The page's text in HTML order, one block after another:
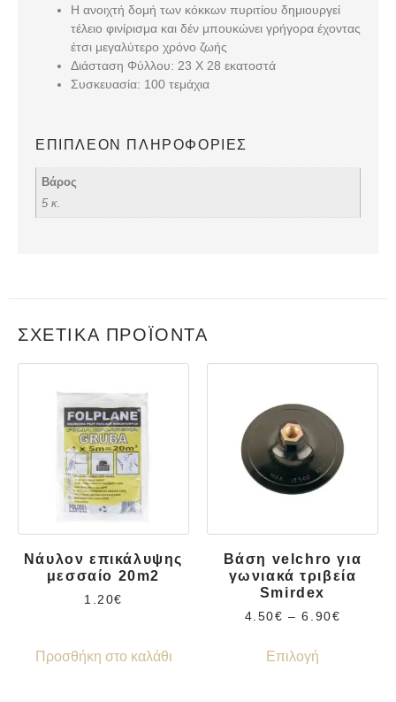
Η ανοιχτή δομή των κόκκων πυριτίου δημιουργεί
τέλειο φινίρισμα και δέν μπουκώνει γρήγορα έχοντας
έτσι μεγαλύτερο χρόνο ζωής
Διάσταση Φύλλου: 23 Χ 28 εκατοστά
Συσκευασία: 100 τεμάχια
ΕΠΙΠΛΈΟΝ ΠΛΗΡΟΦΟΡΊΕΣ
Βάρος
5 κ.
ΣΧΕΤΙΚΆ ΠΡΟΪΌΝΤΑ
Νάυλον επικάλυψης
μεσσαίο 20m2
1.20€
Προσθήκη στο καλάθι
Βάση velchro για
γωνιακά τριβεία
Smirdex
4.50€ – 6.90€
Επιλογή